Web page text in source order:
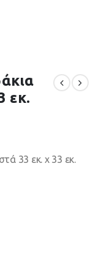
εκ.
33 εκ. x 33 εκ.